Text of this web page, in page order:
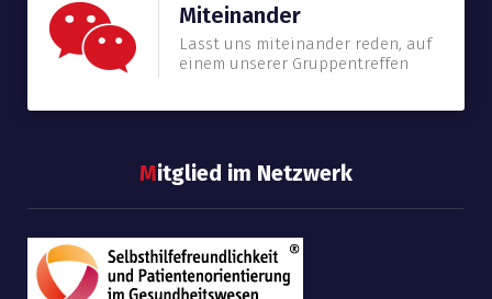
Miteinander
Lasst uns miteinander reden, auf
einem unserer Gruppentreffen
Mitglied im Netzwerk